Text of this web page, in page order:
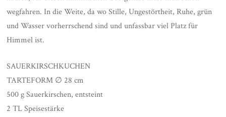
wegfahren. In die Weite, da wo Stille, Ungestörtheit, Ruhe, grün
und Wasser vorherrschend sind und unfassbar viel Platz für
Himmel ist.
SAUERKIRSCHKUCHEN
TARTEFORM ∅ 28 cm
500 g Sauerkirschen, entsteint
2 TL Speisestärke